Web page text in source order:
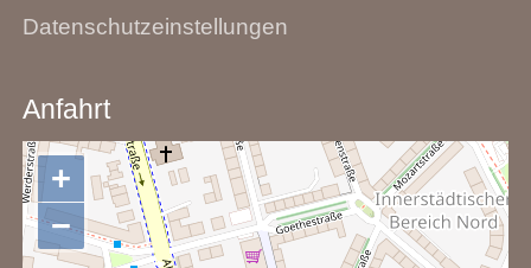
Datenschutzeinstellungen
Anfahrt
+
−